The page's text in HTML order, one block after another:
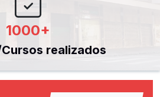
1000+
realizados